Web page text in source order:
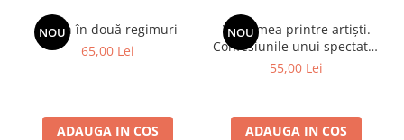
NOU
Spion în două regimuri
65,00 Lei
ADAUGA IN COS
NOU
Viața mea printre artiști.
Confesiunile unui spectator
fidel
55,00 Lei
ADAUGA IN COS